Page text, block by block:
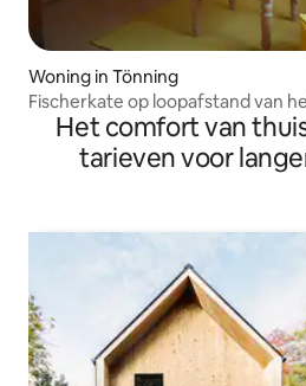
Woning in Tönning
Fischerkate op loopafstand van
Het comfort van
tarieven voor